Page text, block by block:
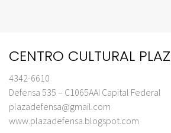
CENTRO CULTURAL
4342-6610
Defensa 535 – C1065AAI Capital Federal
plazadefensa@gmail.com
www.plazadefensa.blogspot.com